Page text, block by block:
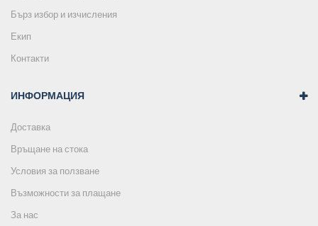
Бърз избор и изчисления
Екип
Контакти
ИНФОРМАЦИЯ
Доставка
Връщане на стока
Условия за ползване
Възможности за плащане
За нас